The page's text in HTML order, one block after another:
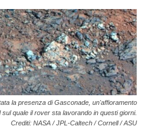
la presenza di Gasconade, un'affioramento
quale il rover sta lavorando in questi giorni.
Crediti: NASA / JPL-Caltech / Cornell / ASU